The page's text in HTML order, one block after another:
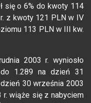
się o 6% do kwoty 114
z kwoty 121 PLN w IV
113 PLN w III kw.
2003 r. wyniosło
1.289 na dzień 31
30 września 2003
r. wiąże się z nabyciem